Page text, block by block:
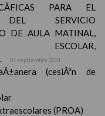
PARA EL
DEL SERVICIO
DE AULA MATINAL,
ESCOLAR,
01 septiembre 2021
(cesiÃ³n de
(PROA)